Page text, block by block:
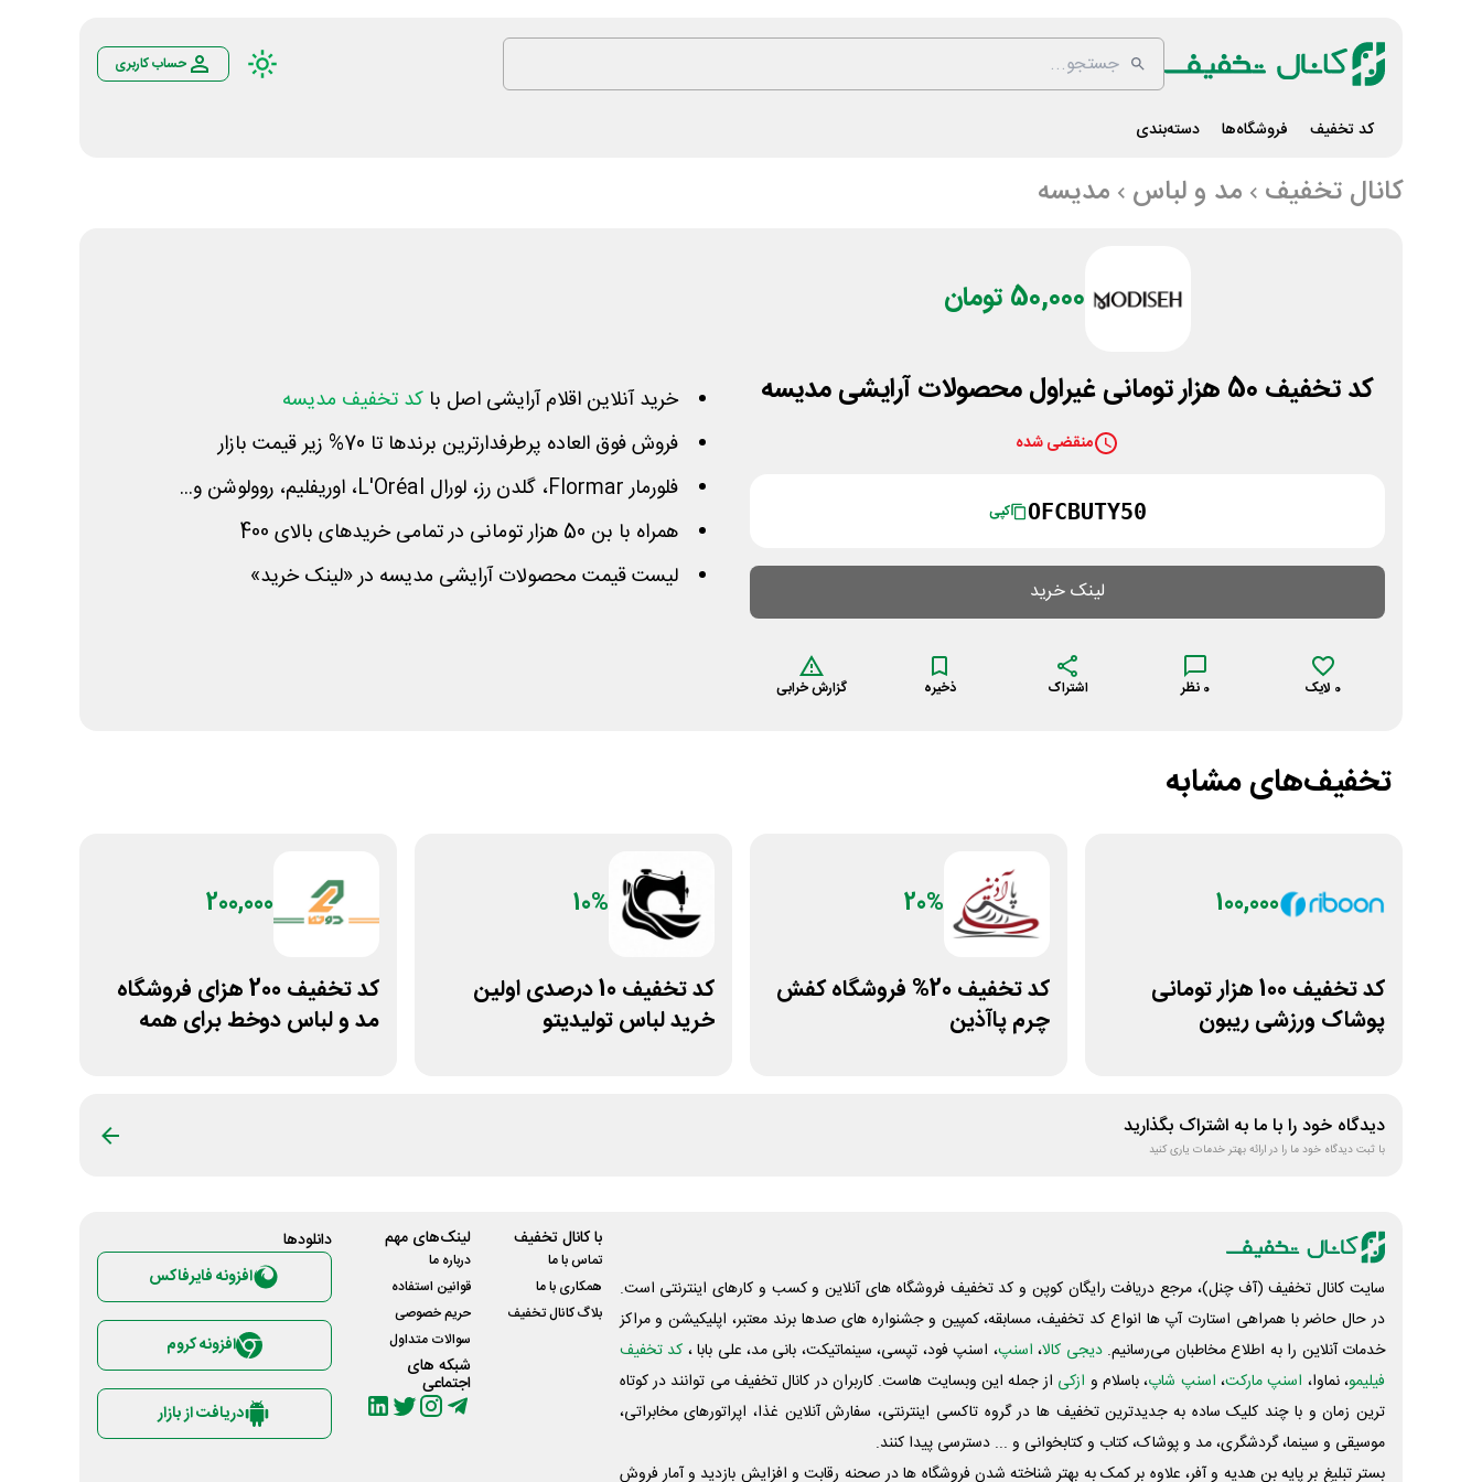
حساب کاربری
کد تخفیف فروشگاه‌ها دسته‌بندی
کانال تخفیف مد و لباس مدیسه
50,000 تومان
کد تخفیف 50 هزار تومانی غیراول محصولات آرایشی مدیسه
منقضی شده
OFCBUTY50 کپی
لینک خرید
0 لایک 0 نظر اشتراک ذخیره گزارش خرابی
خرید آنلاین اقلام آرایشی اصل با کد تخفیف مدیسه
فروش فوق العاده پرطرفدارترین برندها تا 70% زیر قیمت بازار
فلورمار Flormar، گلدن رز، لورال L'Oréal، اوریفلیم، روولوشن و...
همراه با بن 50 هزار تومانی در تمامی خریدهای بالای 400
لیست قیمت محصولات آرایشی مدیسه در «لینک خرید»
تخفیف‌های مشابه
100,000
کد تخفیف 100 هزار تومانی
پوشاک ورزشی ریبون
20%
کد تخفیف 20% فروشگاه کفش
چرم پاآذین
10%
کد تخفیف 10 درصدی اولین
خرید لباس تولیدیتو
200,000
کد تخفیف 200 هزای فروشگاه
مد و لباس دوخط برای همه
دیدگاه خود را با ما به اشتراک بگذارید
با ثبت دیدگاه خود ما را در ارائه بهتر خدمات یاری کنید
سایت کانال تخفیف (آف چنل)، مرجع دریافت رایگان کوپن و کد تخفیف فروشگاه های آنلاین و کسب و‌ کارهای اینترنتی است.
در حال حاضر با همراهی استارت آپ ها انواع کد تخفیف، مسابقه، کمپین و جشنواره های صدها برند معتبر، اپلیکیشن و مراکز
خدمات آنلاین را به اطلاع مخاطبان می‌رسانیم. دیجی کالا، اسنپ، اسنپ فود، تپسی، سینماتیکت، بانی مد، علی‌ بابا ، کد تخفیف
فیلیمو، نماوا، اسنپ مارکت، اسنپ شاپ، باسلام و ازکی از جمله این وبسایت ‌هاست. کاربران در کانال تخفیف می توانند در کوتاه
ترین زمان و با چند کلیک ساده به جدیدترین تخفیف ها در گروه تاکسی اینترنتی، سفارش آنلاین غذا، اپراتورهای مخابراتی،
موسیقی و سینما، گردشگری، مد و پوشاک، کتاب و کتابخوانی و ... دسترسی پیدا کنند.
بستر تبلیغ بر پایه بن هدیه و آفر، علاوه بر کمک به بهتر شناخته شدن فروشگاه ها در صحنه رقابت و افزایش بازدید و آمار فروش
با کانال تخفیف
تماس با ما
همکاری با ما
بلاگ کانال تخفیف
لینک‌های مهم
درباره ما
قوانین استفاده
حریم خصوصی
سوالات متداول
شبکه های
اجتماعی
دانلود‌ها
افزونه فایرفاکس
افزونه کروم
دریافت از بازار